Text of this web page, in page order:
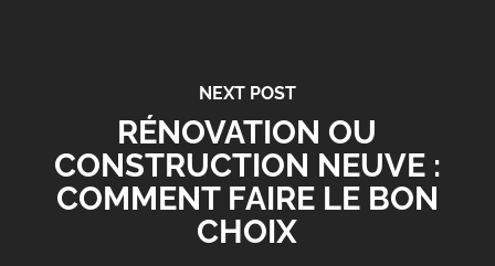
NEXT POST
RÉNOVATION OU
CONSTRUCTION NEUVE :
COMMENT FAIRE LE BON
CHOIX